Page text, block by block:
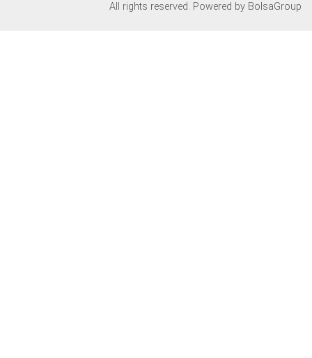
All rights reserved. Powered by BolsaGroup